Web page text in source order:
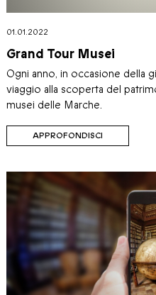
01.01.2022
Grand Tour Musei
Ogni anno, in occasione della
viaggio alla scoperta del
musei delle Marche.
APPROFONDISCI